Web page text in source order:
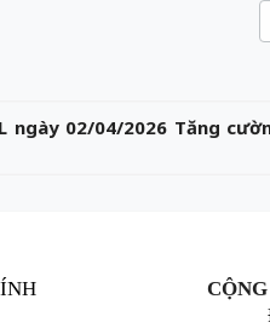
ngày 02/04/2026 Tăng